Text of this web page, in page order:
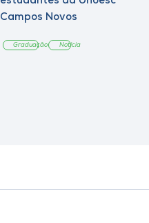
Campos Novos
Graduação Notícia